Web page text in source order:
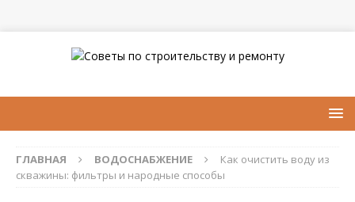
ГЛАВНАЯ ВОДОСНАБЖЕНИЕ
Как очистить воду из
скважины: фильтры и народные способы